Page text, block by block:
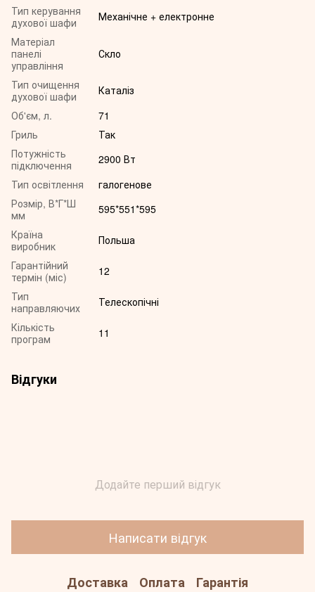
Тип керування
духової шафи
Механічне + електронне
Матеріал
панелі
управління
Скло
Тип очищення
духової шафи
Каталіз
Об'єм, л.
71
Гриль
Так
Потужність
підключення
2900 Вт
Тип освітлення
галогенове
Розмір, В*Г*Ш
мм
595*551*595
Країна
виробник
Польша
Гарантійний
термін (міс)
12
Тип
направляючих
Телескопічні
Кількість
програм
11
Відгуки
Додайте перший відгук
Написати відгук
Доставка Оплата Гарантія